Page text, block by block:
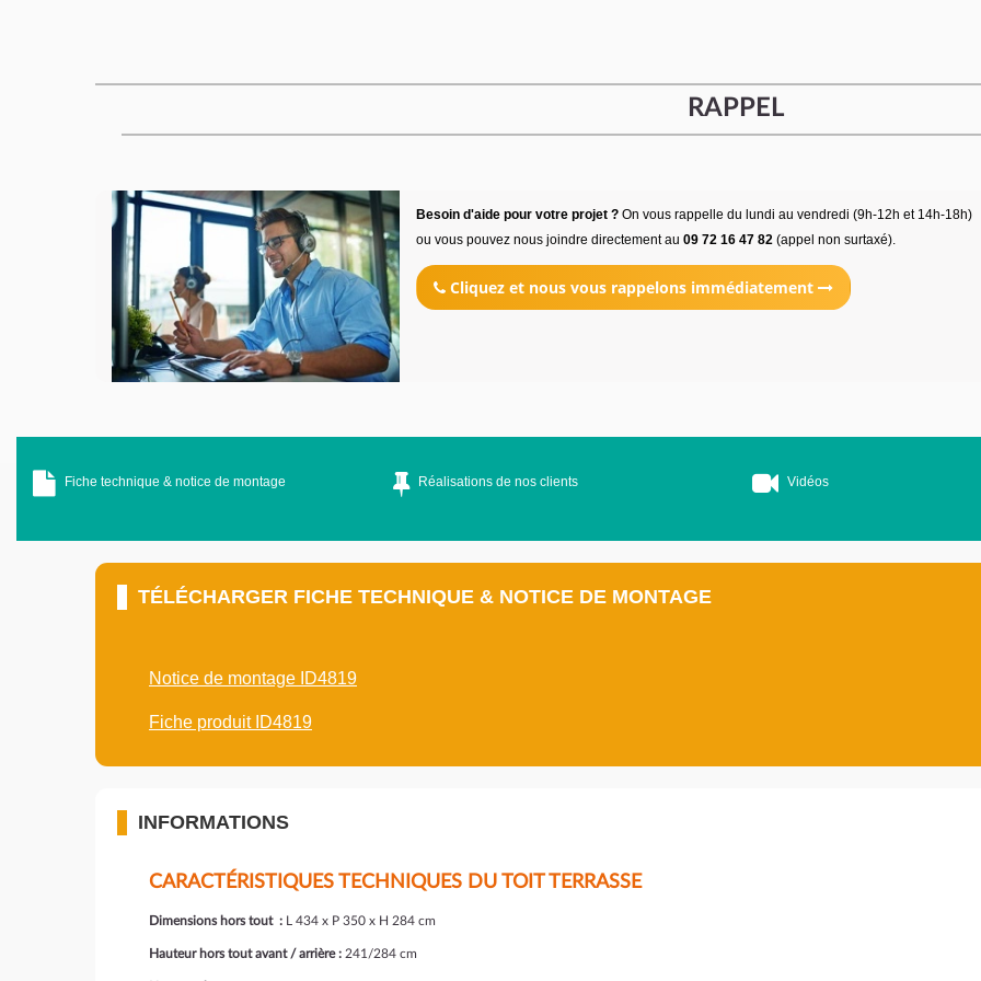
RAPPEL
Besoin d'aide pour votre projet ?On vous rappelle du lundi au vendredi (9h-12h et 14h-18h)
ou vous pouvez nous joindre directement au 09 72 16 47 82(appel non surtaxé).
Cliquez et nous vous rappelons immédiatement
Fiche technique & notice de montage Réalisations de nos clients Vidéos
TÉLÉCHARGER FICHE TECHNIQUE & NOTICE DE MONTAGE
Notice de montage ID4819
Fiche produit ID4819
INFORMATIONS
CARACTÉRISTIQUES TECHNIQUES DU TOIT TERRASSE
Dimensions hors tout : L 434 x P 350 x H 284 cm
Hauteur hors tout avant / arrière : 241/284 cm